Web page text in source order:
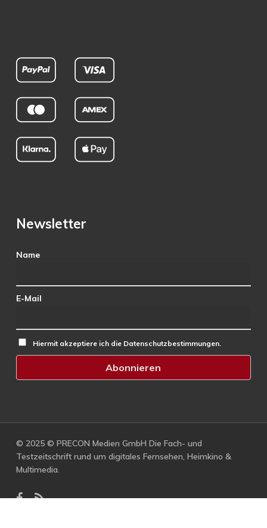
Newsletter
Name
E-Mail
Hiermit akzeptiere ich die Datenschutzbestimmungen.
© 2025 © PRECON Medien GmbH Die Fach- und
Testzeitschrift rund um digitales Fernsehen, Heimkino &
Multimedia.
facebook
RSS